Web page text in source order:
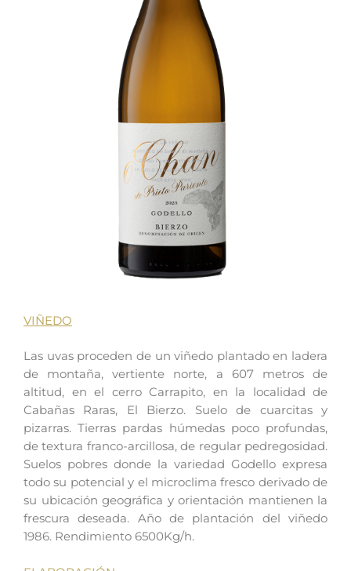
VIÑEDO
Las uvas proceden de un viñedo plantado en ladera
de montaña, vertiente norte, a 607 metros de
altitud, en el cerro Carrapito, en la localidad de
Cabañas Raras, El Bierzo. Suelo de cuarcitas y
pizarras. Tierras pardas húmedas poco profundas,
de textura franco-arcillosa, de regular pedregosidad.
Suelos pobres donde la variedad Godello expresa
todo su potencial y el microclima fresco derivado de
su ubicación geográfica y orientación mantienen la
frescura deseada. Año de plantación del viñedo
1986. Rendimiento 6500Kg/h.